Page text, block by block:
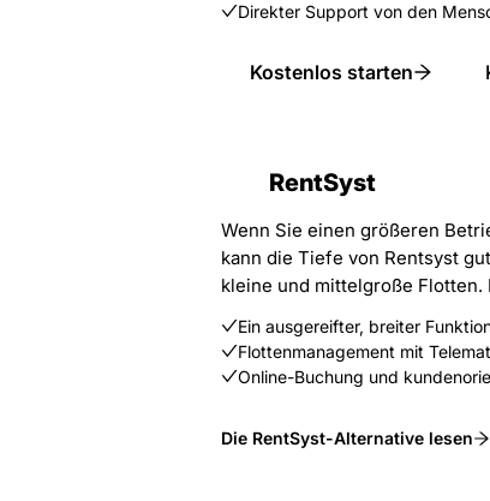
Direkter Support von den
Kostenlos starten
RentSyst
Wenn Sie einen größeren
kann die Tiefe von Rentsyst
kleine und mittelgroße
Ein ausgereifter, breiter
Flottenmanagement mit
Online-Buchung und
Die RentSyst-Alternative lesen